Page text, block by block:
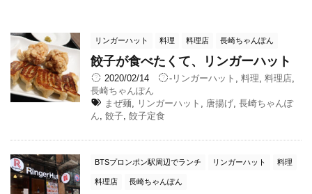
リンガーハット 料理 料理店 長崎ちゃんぽん
餃子が食べたくて、リンガーハット
2020/02/14 -リンガーハット 料理 料理店,
長崎ちゃんぽん
まぜ麺
リンガーハット 唐揚げ ,長崎ちゃんぽ
ん 餃子 餃子定食
BTSプロンポン駅周辺でランチ リンガーハット 料理
料理店 長崎ちゃんぽん